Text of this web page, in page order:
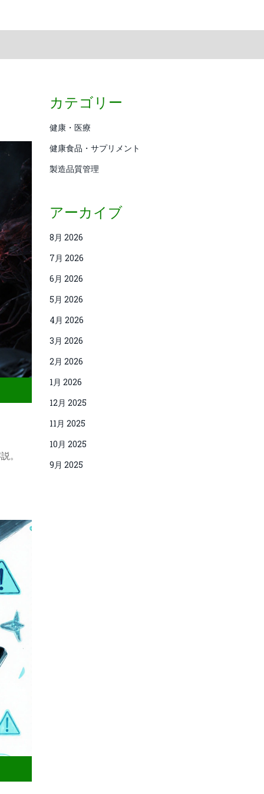
。
カテゴリー
健康・医療
健康食品・サプリメント
製造品質管理
アーカイブ
8月 2026
7月 2026
6月 2026
5月 2026
4月 2026
3月 2026
2月 2026
1月 2026
12月 2025
11月 2025
10月 2025
9月 2025